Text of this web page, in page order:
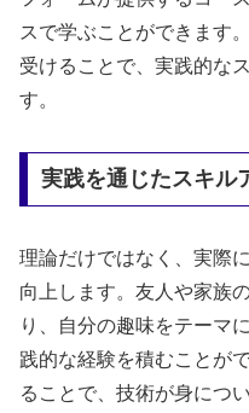
スで学ぶことができます
受けることで、実践的な
す。
実践を通じたスキル
理論だけではなく、実際
向上します。友人や家族
り、自分の趣味をテーマ
践的な経験を積むことが
ることで、技術が身につ